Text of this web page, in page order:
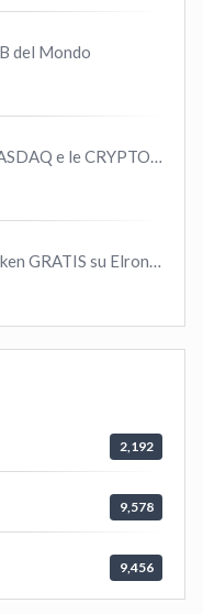
del Mondo
COINBASE COIN sul NASDAQ e le CRYPTO volano!
Come ottenere MEX Token GRATIS su Elrond ?
2,192
9,578
9,456